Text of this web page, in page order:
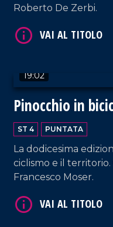
Roberto De Zerbi.
19:02
Pinocchio in
ST 4 PUNTATA
La dodicesima
ciclismo e il
Francesco Moser.